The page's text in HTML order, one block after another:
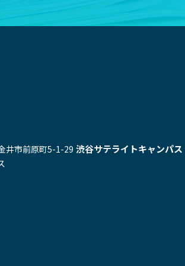
井市前原町5-1-29 渋谷サテライトキャンパス